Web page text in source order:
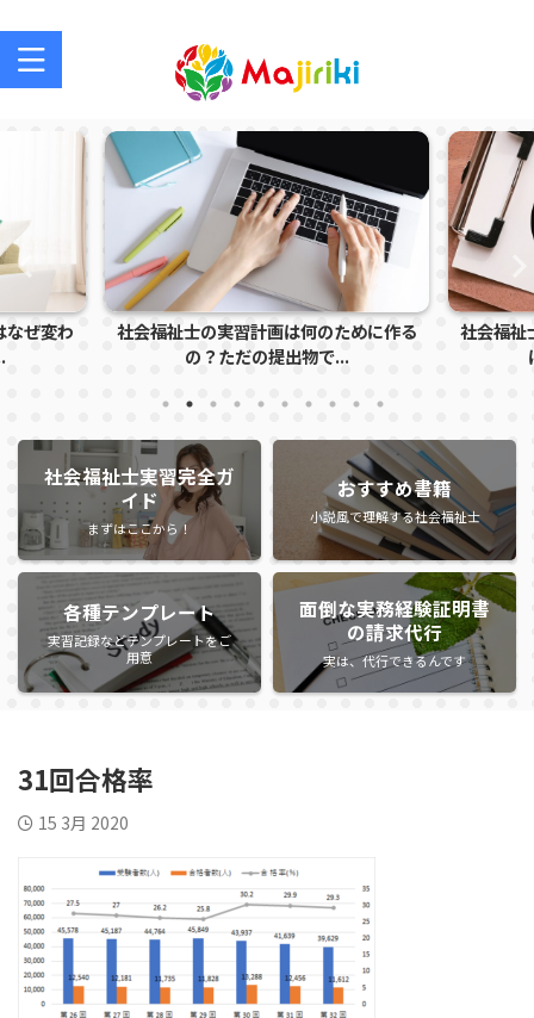
なぜ変わ
社会福祉士の実習計画は何のために作る
の？ただの提出物で...
社会福祉
社会福祉士実習完全ガ
イド
まずはここから！
おすすめ書籍
小説風で理解する社会福祉士
各種テンプレート
実習記録などテンプレートをご
用意
面倒な実務経験証明書
の請求代行
実は、代行できるんです
31回合格率
15 3月 2020